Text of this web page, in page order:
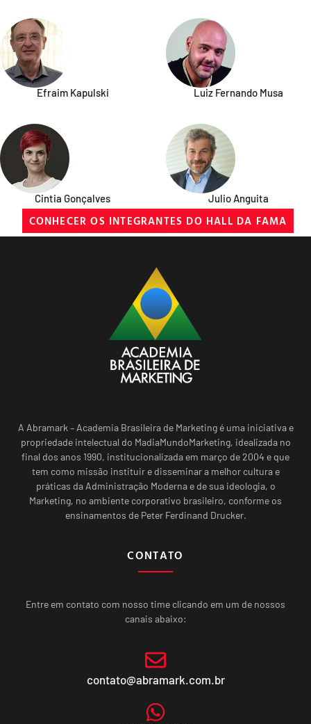
Efraim Kapulski Luiz Fernando Musa
Cintia Gonçalves Julio Anguita
CONHECER OS INTEGRANTES DO HALL DA FAMA
A Abramark – Academia Brasileira de Marketing é uma iniciativa e
propriedade intelectual do MadiaMundoMarketing, idealizada no
final dos anos 1990, institucionalizada em março de 2004 e que
tem como missão instituir e disseminar a melhor cultura e
práticas da Administração Moderna e de sua ideologia, o
Marketing, no ambiente corporativo brasileiro, conforme os
ensinamentos de Peter Ferdinand Drucker.
CONTATO
Entre em contato com nosso time clicando em um de nossos
canais abaixo:
contato@abramark.com.br